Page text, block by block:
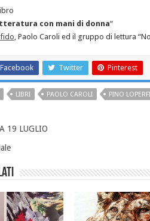
con mani di donna“
, Paolo Caroli ed il gruppo di lettura
Facebook Twitter Pinterest
LIBRI PAOLO CAROLI PINO
19 LUGLIO